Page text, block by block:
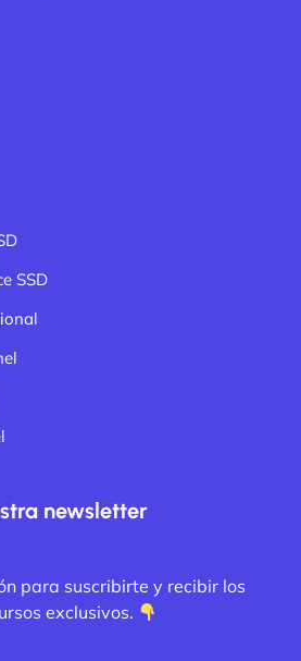
SSD
newsletter
para suscribirte y recibir los
exclusivos.